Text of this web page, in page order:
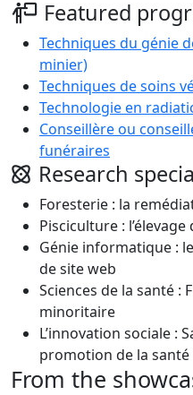
Featured
Techniques du génie
minier)
Techniques de soins
Technologie en
Conseillère ou
funéraires
Research
Foresterie : la
Pisciculture :
Génie informatique :
de site web
Sciences de la santé :
minoritaire
L’innovation sociale :
promotion de la santé
From the